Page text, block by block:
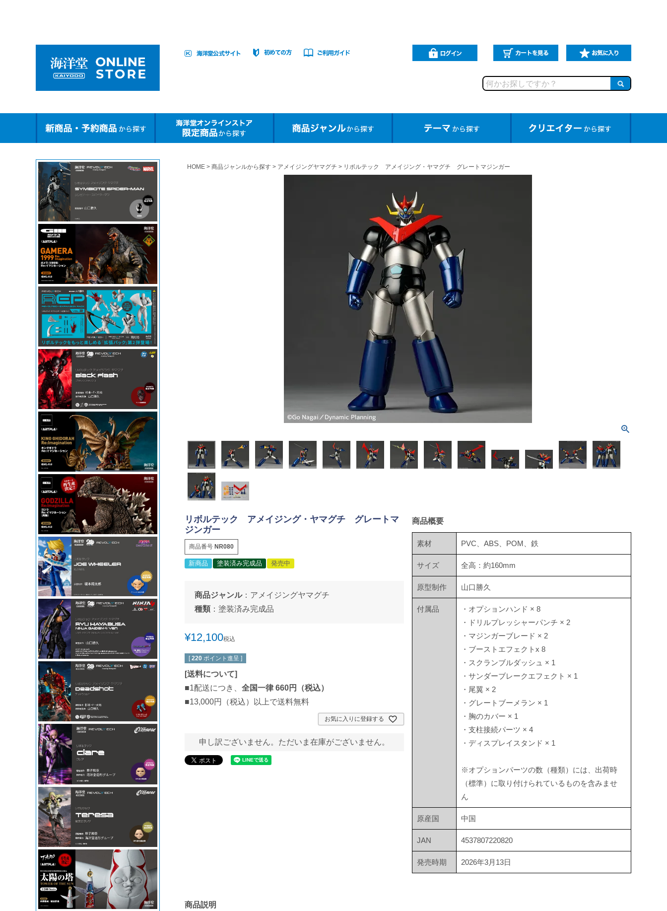
HOME 商品ジャンルから探す アメイジングヤマグチ リボルテック アメイジング・ヤマグチ グレートマジンガー
リボルテック アメイジング・ヤマグチ グレートマ
ジンガー
商品番号 NR080
新商品 塗装済み完成品 発売中
商品ジャンル： アメイジングヤマグチ
種類 ： 塗装済み完成品
¥12,100税込
[ 220 ポイント進呈 ]
[送料について]
■1配送につき、 全国一律 660円（税込）
■13,000円（税込）以上で送料無料
お気に入りに登録する
申し訳ございません。ただいま在庫がございません。
商品概要
素材 PVC、ABS、POM、鉄
サイズ 全高：約160mm
原型制作 山口勝久
付属品
・オプションハンド × 8
・ドリルプレッシャーパンチ × 2
・マジンガーブレード × 2
・ブーストエフェクトx 8
・スクランブルダッシュ × 1
・サンダーブレークエフェクト × 1
・尾翼 × 2
・グレートブーメラン × 1
・胸のカバー × 1
・支柱接続パーツ × 4
・ディスプレイスタンド × 1
※オプションパーツの数（種類）には、出荷時
（標準）に取り付けられているものを含みませ
ん
原産国 中国
JAN 4537807220820
発売時期 2026年3月13日
商品説明